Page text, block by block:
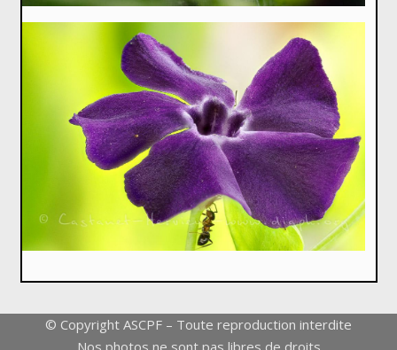
© Copyright ASCPF – Toute reproduction interdite